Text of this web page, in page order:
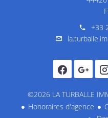
+33
©2026 LA TURBALLE
Honoraires d'agence